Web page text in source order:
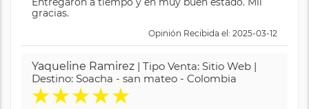
gracias.
Opinión Recibida el: 2025-03-12
Yaqueline Ramirez | Tipo Venta: Sitio Web |
Destino: Soacha - san mateo - Colombia
★★★★★